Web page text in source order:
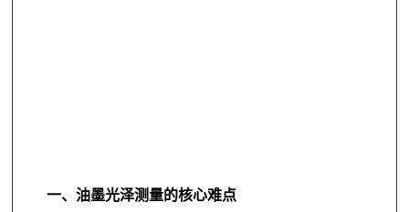
一、油墨光泽测量的核心难点